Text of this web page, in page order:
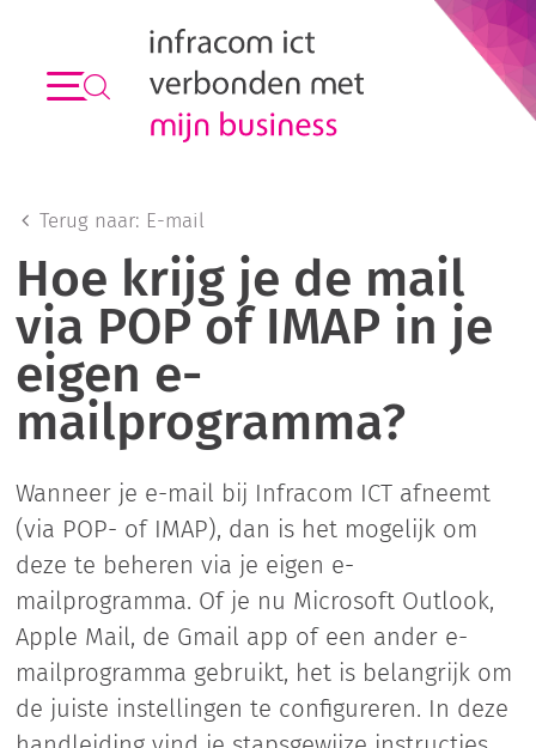
Terug naar: E-mail
Hoe krijg je de mail
via POP of IMAP in je
eigen e-
mailprogramma?
Wanneer je e-mail bij Infracom ICT afneemt
(via POP- of IMAP), dan is het mogelijk om
deze te beheren via je eigen e-
mailprogramma. Of je nu Microsoft Outlook,
Apple Mail, de Gmail app of een ander e-
mailprogramma gebruikt, het is belangrijk om
de juiste instellingen te configureren. In deze